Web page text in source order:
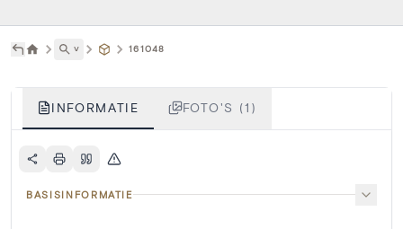
˅ 161048
INFORMATIE FOTO'S (1)
BASISINFORMATIE